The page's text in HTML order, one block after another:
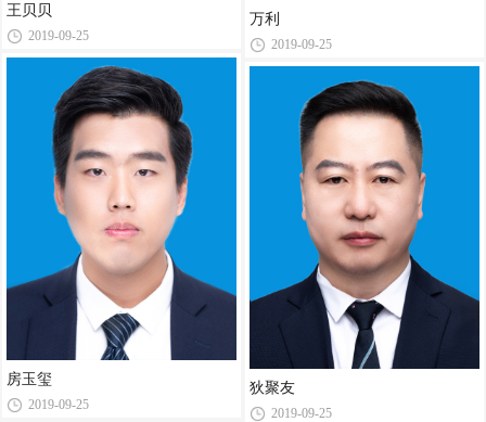
王贝贝
2019-09-25
房玉玺
2019-09-25
万利
2019-09-25
狄聚友
2019-09-25